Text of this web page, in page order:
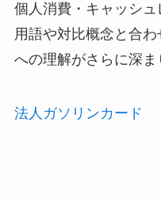
個人消費・キャッシ
用語や対比概念と合
への理解がさらに深ま
法人ガソリンカード